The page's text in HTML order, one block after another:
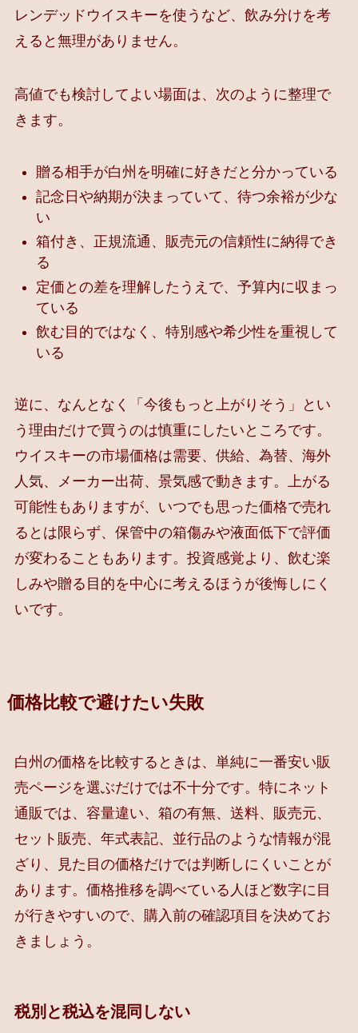
レンデッドウイスキーを使うなど、飲み分けを考
えると無理がありません。
高値でも検討してよい場面は、次のように整理で
きます。
贈る相手が白州を明確に好きだと分かっている
記念日や納期が決まっていて、待つ余裕が少な
い
箱付き、正規流通、販売元の信頼性に納得でき
る
定価との差を理解したうえで、予算内に収まっ
ている
飲む目的ではなく、特別感や希少性を重視して
いる
逆に、なんとなく「今後もっと上がりそう」とい
う理由だけで買うのは慎重にしたいところです。
ウイスキーの市場価格は需要、供給、為替、海外
人気、メーカー出荷、景気感で動きます。上がる
可能性もありますが、いつでも思った価格で売れ
るとは限らず、保管中の箱傷みや液面低下で評価
が変わることもあります。投資感覚より、飲む楽
しみや贈る目的を中心に考えるほうが後悔しにく
いです。
価格比較で避けたい失敗
白州の価格を比較するときは、単純に一番安い販
売ページを選ぶだけでは不十分です。特にネット
通販では、容量違い、箱の有無、送料、販売元、
セット販売、年式表記、並行品のような情報が混
ざり、見た目の価格だけでは判断しにくいことが
あります。価格推移を調べている人ほど数字に目
が行きやすいので、購入前の確認項目を決めてお
きましょう。
税別と税込を混同しない